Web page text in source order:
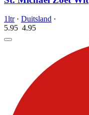
1ltr· Duitsland ·
5.95 4.95